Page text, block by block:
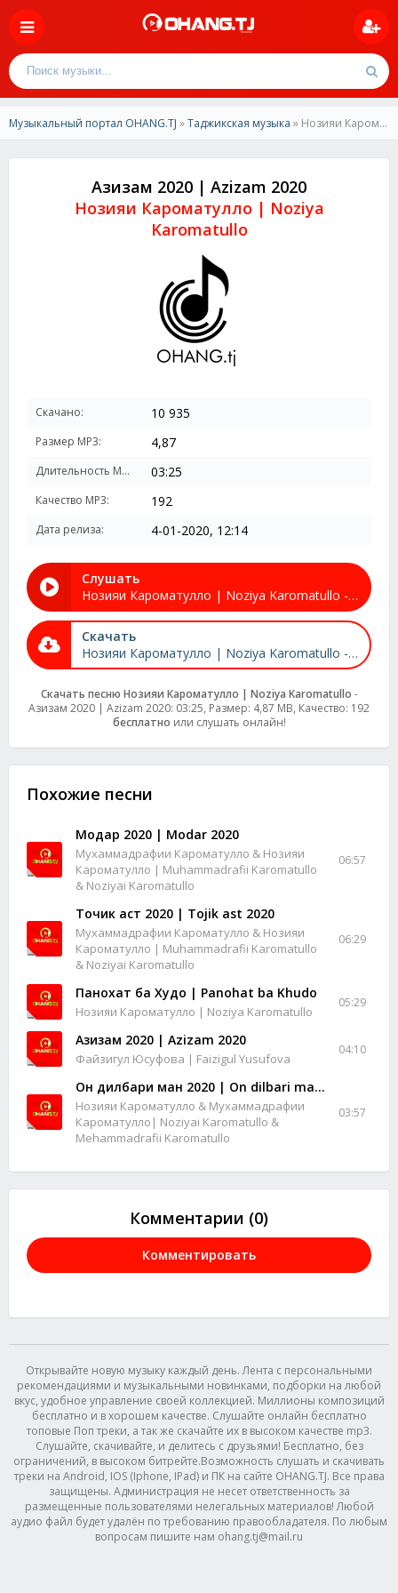
Музыкальный портал OHANG.TJ »Таджикская музыка » Нозияи Кароматулло-Азизам 2020 | Noziya Karomatullo-Azizam 2020
Азизам 2020 | Azizam 2020
Нозияи Кароматулло | Noziya
Karomatullo
Скачано: 10 935
Размер MP3: 4,87
Длительность MP3: 03:25
Качество MP3: 192
Дата релиза: 4-01-2020, 12:14
Слушать
Нозияи Кароматулло | Noziya Karomatullo - Азизам 2020 | Azizam 2020
Скачать
Нозияи Кароматулло | Noziya Karomatullo - Азизам 2020 | Azizam 2020
Скачать песню Нозияи Кароматулло | Noziya Karomatullo -
Азизам 2020 | Azizam 2020: 03:25, Размер: 4,87 MB, Качество: 192
бесплатно или слушать онлайн!
Похожие песни
Модар 2020 | Modar 2020
Мухаммадрафии Кароматулло & Нозияи
Кароматулло | Muhammadrafii Karomatullo
& Noziyai Karomatullo
06:57
Точик аст 2020 | Tojik ast 2020
Мухаммадрафии Кароматулло & Нозияи
Кароматулло | Muhammadrafii Karomatullo
& Noziyai Karomatullo
06:29
Панохат ба Худо | Panohat ba Khudo
Нозияи Кароматулло | Noziya Karomatullo
05:29
Азизам 2020 | Azizam 2020
Файзигул Юсуфова | Faizigul Yusufova
04:10
Он дилбари ман 2020 | On dilbari man 2020
Нозияи Кароматулло & Мухаммадрафии
Кароматулло| Noziyai Karomatullo &
Mehammadrafii Karomatullo
03:57
Комментарии (0)
Комментировать
Открывайте новую музыку каждый день. Лента с персональными
рекомендациями и музыкальными новинками, подборки на любой
вкус, удобное управление своей коллекцией. Миллионы композиций
бесплатно и в хорошем качестве. Слушайте онлайн бесплатно
топовые Поп треки, а так же скачайте их в высоком качестве mp3.
Слушайте, скачивайте, и делитесь с друзьями! Бесплатно, без
ограничений, в высоком битрейте.Возможность слушать и скачивать
треки на Android, IOS (Iphone, IPad) и ПК на сайте OHANG.TJ. Все права
защищены. Администрация не несет ответственность за
размещенные пользователями нелегальных материалов! Любой
аудио файл будет удалён по требованию правообладателя. По любым
вопросам пишите нам ohang.tj@mail.ru